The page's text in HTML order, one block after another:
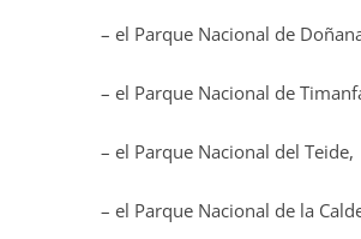
– el Parque Nacional de
– el Parque Nacional de
– el Parque Nacional del Teide,
– el Parque Nacional de la